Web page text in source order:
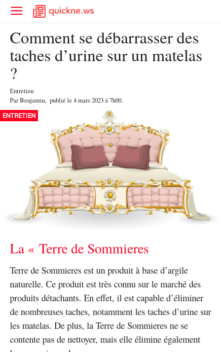
Comment se débarrasser des
taches d’urine sur un matelas
?
Entretien
ParBenjamin, publié le 4 mars 2023à 7h00.
ENTRETIEN
La « Terre de Sommieres
Terre de Sommieres est un produit à base d’argile
naturelle. Ce produit est très connu sur le marché des
produits détachants. En effet, il est capable d’éliminer
de nombreuses taches, notamment les taches d’urine sur
les matelas. De plus, la Terre de Sommieres ne se
contente pas de nettoyer, mais elle élimine également